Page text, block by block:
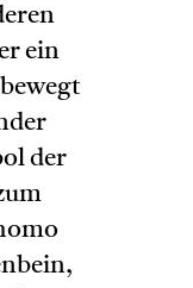
ein
der